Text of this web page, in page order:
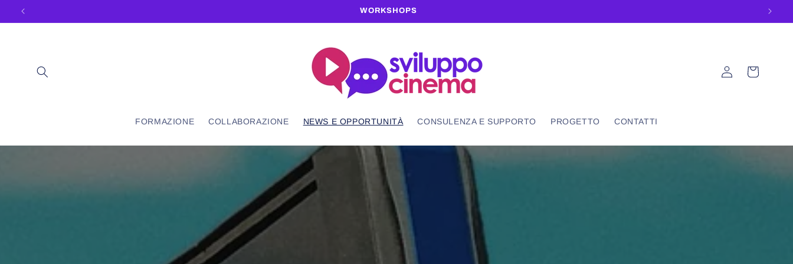
direttamente
ai contenuti
WORKSHOPS
FORMAZIONE COLLABORAZIONE NEWS E OPPORTUNITÀ CONSULENZA E SUPPORTO PROGETTO CONTATTI
Accedi Carrello